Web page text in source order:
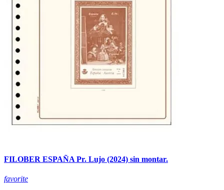
FILOBER ESPAÑA Pr. Lujo (2024) sin montar.
favorite